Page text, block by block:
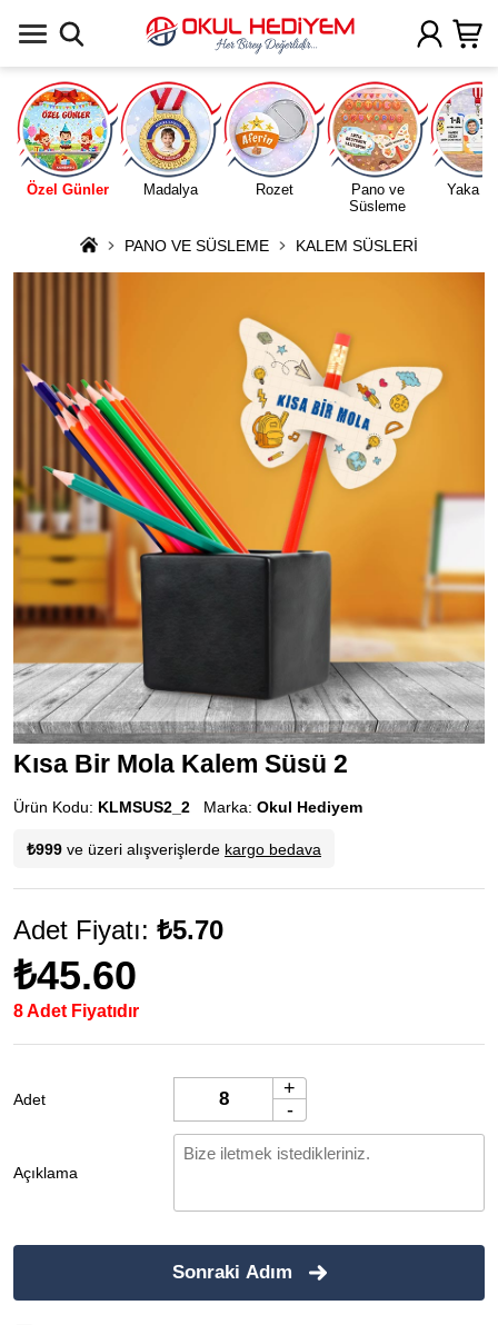
Özel Günler Madalya Rozet
Pano ve
Süsleme
Yaka
PANO VE SÜSLEME KALEM SÜSLERİ
Kısa Bir Mola Kalem Süsü 2
Ürün Kodu: KLMSUS2_2 Marka: Okul Hediyem
₺999 ve üzeri alışverişlerde kargo bedava
Adet Fiyatı: ₺5.70
₺45.60
8 Adet Fiyatıdır
Adet
+
-
Açıklama
Sonraki Adım
Uygulamada Aç